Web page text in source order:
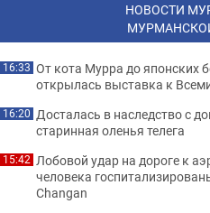
НОВОСТИ
16:33 От кота Мурра до японских
открылась выставка к
16:20 Досталась в наследство с
старинная оленья телега
15:42 Лобовой удар на дороге к
человека
Changan